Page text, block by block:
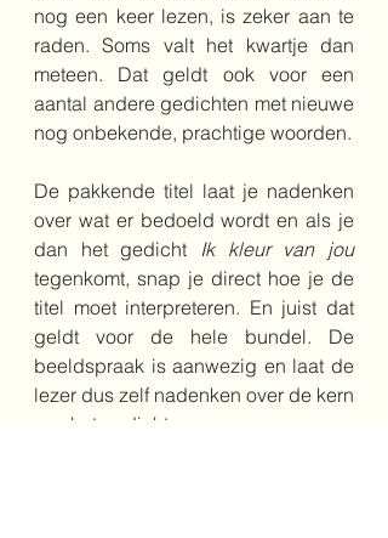
nog een keer lezen, is zeker aan te
raden. Soms valt het kwartje dan
meteen. Dat geldt ook voor een
aantal andere gedichten met nieuwe
nog onbekende, prachtige woorden.
De pakkende titel laat je nadenken
over wat er bedoeld wordt en als je
dan het gedicht
Ik kleur van jou
tegenkomt, snap je direct hoe je de
titel moet interpreteren. En juist dat
geldt voor de hele bundel. De
beeldspraak is aanwezig en laat de
lezer dus zelf nadenken over de kern
van het gedicht.